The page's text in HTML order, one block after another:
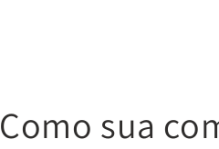
Como sua